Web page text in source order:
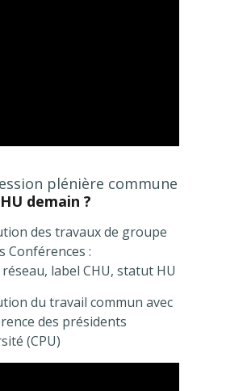
plénière commune
demain ?
des travaux de groupe
Conférences :
label CHU, statut HU
du travail commun avec
des présidents
(CPU)